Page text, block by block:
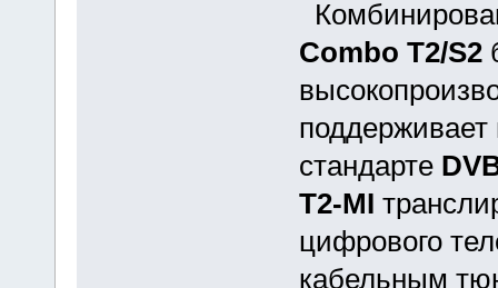
Combo T2/S2
стандарте
T2-MI
цифрового
кабельным